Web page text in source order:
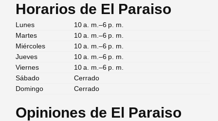
Horarios de El Paraiso
Lunes
10 a. m.–6 p. m.
Martes
10 a. m.–6 p. m.
Miércoles
10 a. m.–6 p. m.
Jueves
10 a. m.–6 p. m.
Viernes
10 a. m.–6 p. m.
Sábado
Cerrado
Domingo
Cerrado
Opiniones de El Paraiso